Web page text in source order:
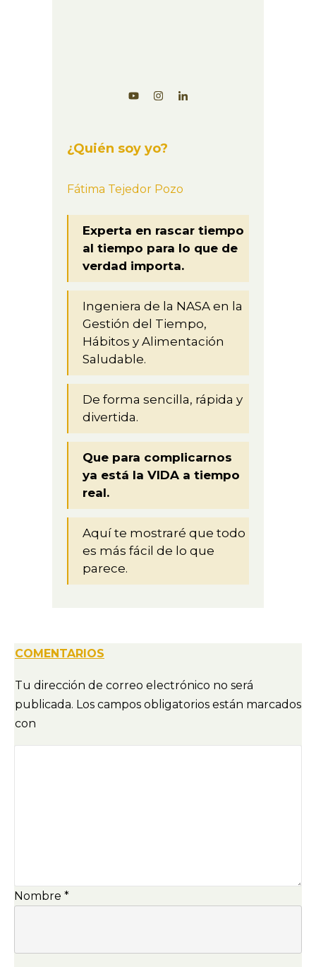
¿Quién soy yo?
Fátima Tejedor Pozo
Experta en rascar tiempo
al tiempo para lo que de
verdad importa.
Ingeniera de la NASA en la
Gestión del Tiempo,
Hábitos y Alimentación
Saludable.
De forma sencilla, rápida y
divertida.
Que para complicarnos
ya está la VIDA a tiempo
real.
Aquí te mostraré que todo
es más fácil de lo que
parece.
COMENTARIOS
Tu dirección de correo electrónico no será
publicada. Los campos obligatorios están marcados
con
Nombre *